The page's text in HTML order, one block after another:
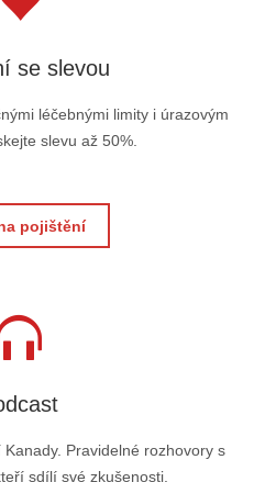
se slevou
léčebnými limity i úrazovým
slevu až 50%.
pojištění
Pravidelné rozhovory s
sdílí své zkušenosti.